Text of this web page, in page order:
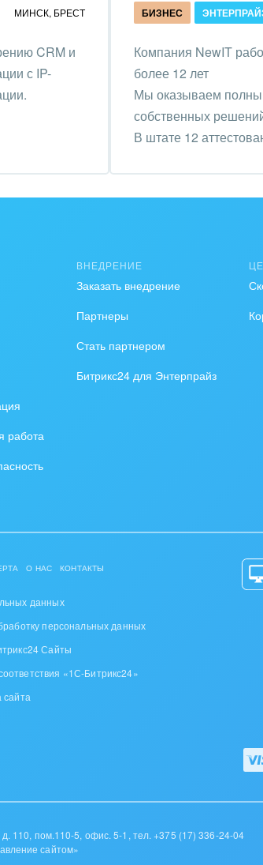
услуги, ЖКХ
ремонт и
памятников и
бизнес
МИНСК, БРЕСТ
CRM и
с IP-
БИЗНЕС
Компания NewIT
более 12 лет
Мы оказываем
собственных
В штате 12
работа
ВНЕДРЕНИЕ
Заказать внедрение
Партнеры
Стать партнером
Битрикс24 для Энтерпрайз
О НАС КОНТАКТЫ
данных
персональных данных
Сайты
«1С-Битрикс24»
сайта
110, пом.110-5, офис. 5-1, тел. +375 (17) 336-24-04
сайтом»